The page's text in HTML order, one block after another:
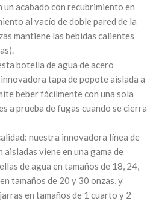
acabado con recubrimiento en
al vacío de doble pared de la
mantiene las bebidas calientes
botella de agua de acero
tapa de popote aislada a
beber fácilmente con una sola
a prueba de fugas cuando se cierra
nuestra innovadora línea de
viene en una gama de
de agua en tamaños de 18, 24,
tamaños de 20 y 30 onzas, y
en tamaños de 1 cuarto y 2